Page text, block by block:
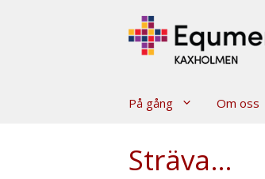
På gång Om oss
Sträva…